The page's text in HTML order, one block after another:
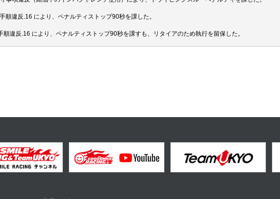
順違反.16 により、ペナルティストップ90秒を課した。
違反.16 により、ペナルティストップ90秒を課すも、リタイアのため執行を留保した。